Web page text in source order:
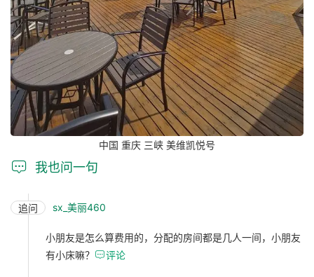
中国 重庆 三峡 美维凯悦号
 我也问一句
追问 sx_美丽460
小朋友是怎么算费用的，分配的房间都是几人一间，小朋友
有小床嘛？ 评论